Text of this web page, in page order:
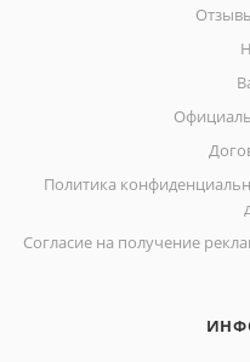
Политика
Согласие на получение